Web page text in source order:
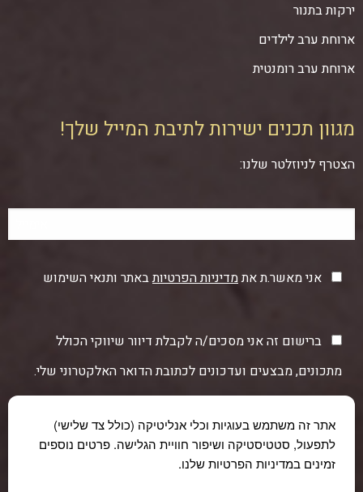
ירקות בתנור
ארוחת ערב לילדים
ארוחת ערב רומנטית
מגוון תכנים ישירות לתיבת המייל שלך!
הצטרף לניוזלטר שלנו:
אני מאשר.ת אתמדיניות הפרטיותבאתר ותנאי השימוש
ברישום זה אני מסכים/ה לקבלת דיוור שיווקי הכולל
מתכונים, מבצעים ועדכונים לכתובת הדואר האלקטרוני שלי.
אתר זה משתמש בעוגיות וכלי אנליטיקה (כולל צד שלישי)
לתפעול, סטטיסטיקה ושיפור חוויית הגלישה. פרטים נוספים
זמינים במדיניות הפרטיות שלנו.